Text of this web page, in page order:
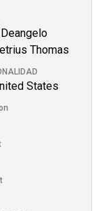
Thomas
States